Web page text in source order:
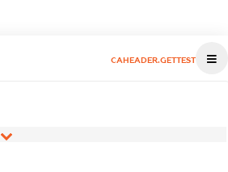
CAHEADER.GETTEST